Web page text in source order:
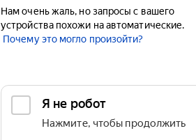
Нам очень жаль, но запросы с вашего
устройства похожи на автоматические.
Почему это могло произойти?